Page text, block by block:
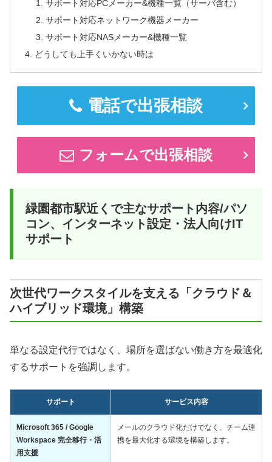
サポート対応PCメーカー&機種一覧（サーバ含む）
サポート対応ネットワーク機器メーカー
サポート対応NASメーカー&機種一覧
どうしても上手くいかない時は
電話で出張相談
フォームで出張相談
緑園都市駅近くで主なサポート内容/パソ
コン、インターネット設定・法人向けIT
サポート
次世代ワークスタイルを支える「クラウド＆
ハイブリッド環境」構築
単なる設定代行ではなく、場所を選ばない働き方を最適化
するサポートを強調します。
サポート サービス内容
Microsoft 365 / Google
Workspace 完全移行・活
用支援
メールのクラウド化だけでなく、チーム連
携を最大化する環境を構築します。